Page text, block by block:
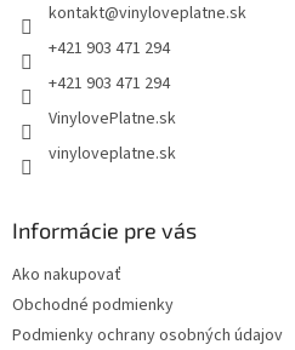
kontakt@vinyloveplatne.sk
+421 903 471 294
+421 903 471 294
VinylovePlatne.sk
vinyloveplatne.sk
Informácie pre vás
Ako nakupovať
Obchodné podmienky
Podmienky ochrany osobných údajov